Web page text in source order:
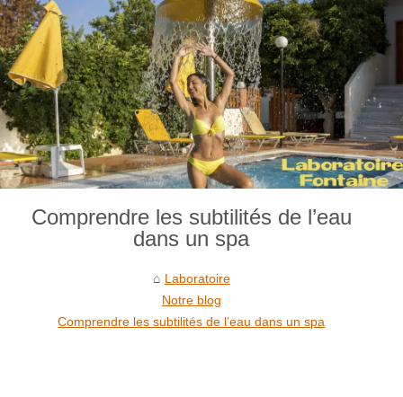
Comprendre les subtilités de l’eau
dans un spa
Laboratoire
Notre blog
Comprendre les subtilités de l’eau dans un spa